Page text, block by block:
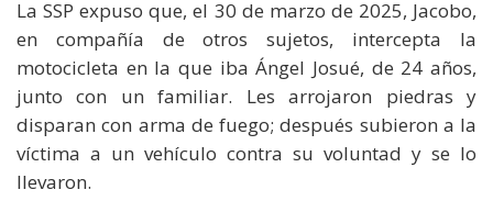
La SSP expuso que, el 30 de marzo de 2025, Jacobo,
en compañía de otros sujetos, intercepta la
motocicleta en la que iba Ángel Josué, de 24 años,
junto con un familiar. Les arrojaron piedras y
disparan con arma de fuego; después subieron a la
víctima a un vehículo contra su voluntad y se lo
llevaron.